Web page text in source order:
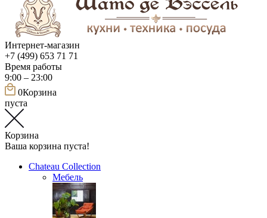
Интернет-магазин
+7 (499) 653 71 71
Время работы
9:00 – 23:00
0Корзина
пуста
Корзина
Ваша корзина пуста!
Chateau Collection
Мебель